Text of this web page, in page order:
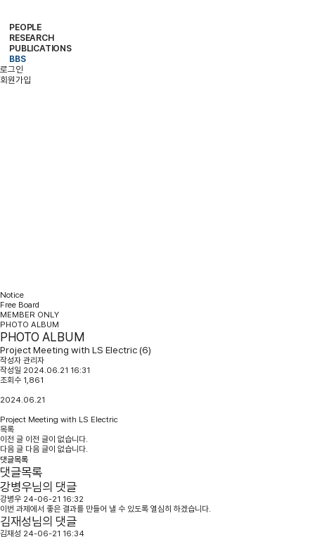
PEOPLE
PROFESSOR
RESEARCH
RESEARCH PROJECTS
PUBLICATIONS
PAPER
BBS
NOTICE
로그인
회원가입
Notice
Free Board
MEMBER ONLY
PHOTO ALBUM
PHOTO ALBUM
Project Meeting with LS Electric (6)
작성자 관리자
작성일 2024.06.21 16:31
조회수 1,861
2024.06.21
Project Meeting with LS Electric
목록
이전 글 이전 글이 없습니다.
다음 글 다음 글이 없습니다.
댓글목록
댓글목록
강병우님의 댓글
강병우 24-06-21 16:32
이번 과제에서 좋은 결과를 만들어 낼 수 있도록 열심히 하겠습니다.
김재성님의 댓글
김재성 24-06-21 16:34